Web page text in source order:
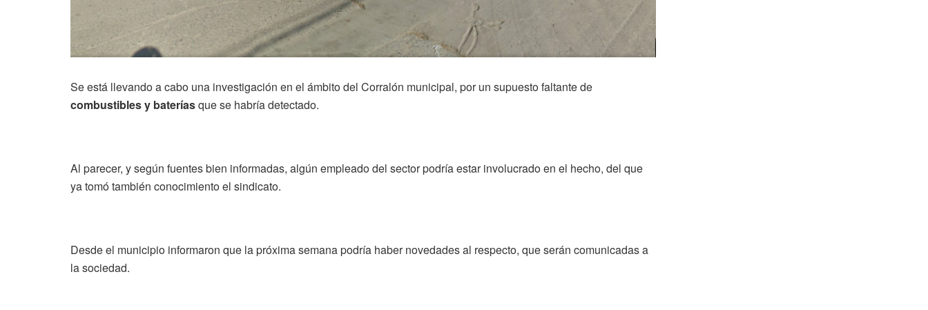
Se está llevando a cabo una investigación en el ámbito del Corralón municipal, por un supuesto faltante de
combustibles y bateríasque se habría detectado.
Al parecer, y según fuentes bien informadas, algún empleado del sector podría estar involucrado en el hecho, del que
ya tomó también conocimiento el sindicato.
Desde el municipio informaron que la próxima semana podría haber novedades al respecto, que serán comunicadas a
la sociedad.